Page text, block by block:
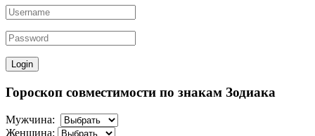
Гороскоп совместимости по знакам Зодиака
Мужчина:
Женщина: